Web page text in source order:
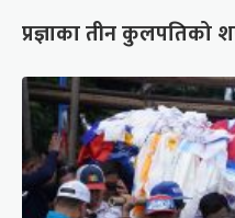
प्रज्ञाका तीन कुलपतिको